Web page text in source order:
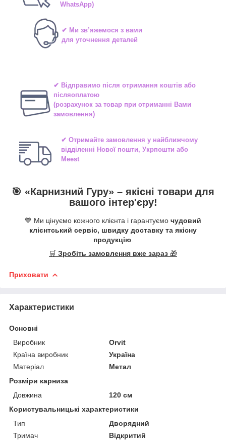
WhatsApp)
✔ Ми зв’яжемося з вами
для уточнення деталей
✔ Відправимо після отримання коштів або
післяоплатою
(розрахунок за товар при отриманні Вами
замовлення)
✔ Отримайте замовлення у найближчому
відділенні Нової пошти, Укрпошти або
Meest
🎯 «Карнизний Гуру» – якісні товари для
вашого інтер'єру!
💙 Ми цінуємо кожного клієнта і гарантуємо чудовий
клієнтський сервіс, швидку доставку та якісну
продукцію.
🛒 Зробіть замовлення вже зараз 🎁
Приховати
Характеристики
Основні
Виробник
Orvit
Країна виробник
Україна
Матеріал
Метал
Розміри карниза
Довжина
120 см
Користувальницькі характеристики
Тип
Дворядний
Тримач
Відкритий